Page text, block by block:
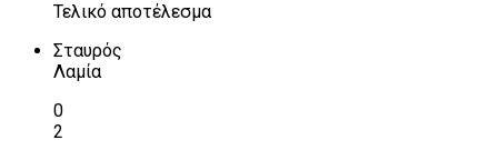
Τελικό αποτέλεσμα
Σταυρός
Λαμία
0
2